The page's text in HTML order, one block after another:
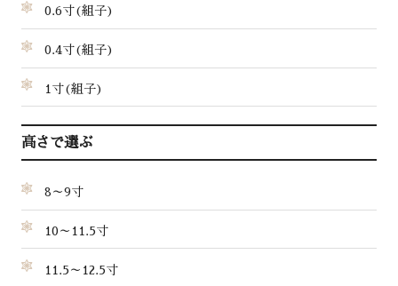
0.6寸(組子)
0.4寸(組子)
1寸(組子)
高さで選ぶ
8～9寸
10～11.5寸
11.5～12.5寸